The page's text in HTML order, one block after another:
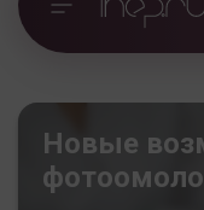
Новые